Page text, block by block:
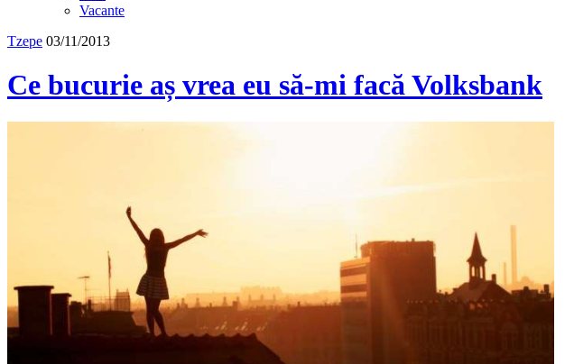
Vacante
Tzepe 03/11/2013
Ce bucurie aș vrea eu să-mi facă Volksbank